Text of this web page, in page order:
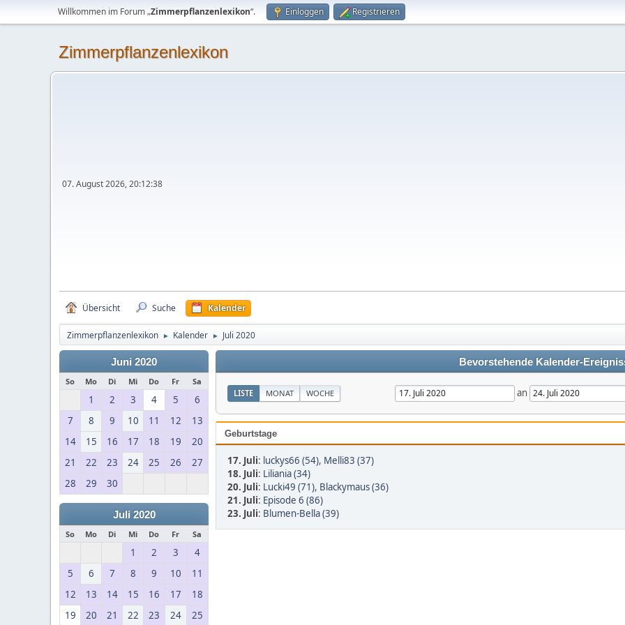
Willkommen im Forum „Zimmerpflanzenlexikon“. Einloggen Registrieren
Zimmerpflanzenlexikon
07. August 2026, 20:12:38
Übersicht Suche Kalender
Zimmerpflanzenlexikon ► Kalender ► Juli 2020
Juni 2020
So Mo Di Mi Do Fr Sa
1 2 3 4 5
6
7
8 9 10 11 12
13
14
15 16 17 18 19
20
21
22 23 24 25 26
27
28
29 30
Juli 2020
So Mo Di Mi Do Fr Sa
1 2 3
4
5
6 7 8 9 10
11
12
13 14 15 16 17
18
19
20 21 22 23 24 25
Bevorstehende Kalender-
LISTE MONAT WOCHE an
Geburtstage
17. Juli: luckys66 (54), Melli83 (37)
18. Juli: Liliania (34)
20. Juli: Lucki49 (71), Blackymaus (36)
21. Juli: Episode 6 (86)
23. Juli: Blumen-Bella (39)